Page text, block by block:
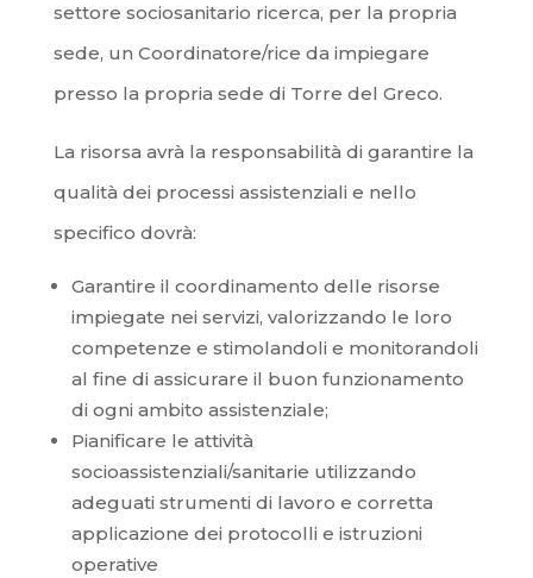
settore sociosanitario ricerca, per la propria
sede, un Coordinatore/rice da impiegare
presso la propria sede di Torre del Greco.
La risorsa avrà la responsabilità di garantire la
qualità dei processi assistenziali e nello
specifico dovrà:
Garantire il coordinamento delle risorse
impiegate nei servizi, valorizzando le loro
competenze e stimolandoli e monitorandoli
al fine di assicurare il buon funzionamento
di ogni ambito assistenziale;
Pianificare le attività
socioassistenziali/sanitarie utilizzando
adeguati strumenti di lavoro e corretta
applicazione dei protocolli e istruzioni
operative